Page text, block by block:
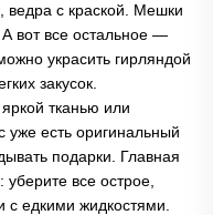
ведра с краской. Мешки
вот все остальное —
украсить гирляндой
закусок.
тканью или
уже есть оригинальный
подарки. Главная
все острое,
с едкими жидкостями.